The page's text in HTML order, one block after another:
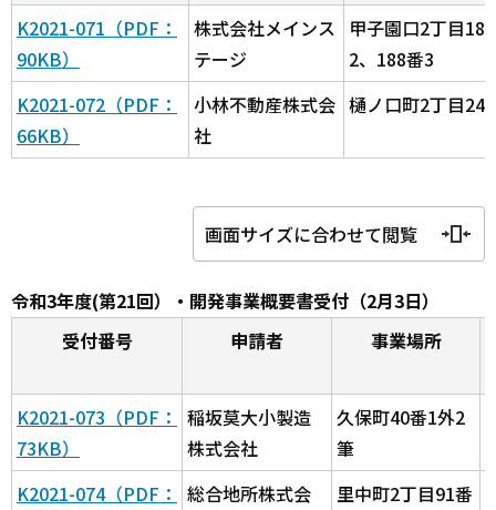
K2021-071（PDF：
90KB）
株式会社メインス
テージ
甲子園口2丁目
2、188番3
K2021-072（PDF：
66KB）
小林不動産株式会
社
樋ノ口町2丁目
画面サイズに合わせて閲覧
令和3年度(第21回）・開発事業概要書受付（2月3日）
受付番号
申請者 事業場所
K2021-073（PDF：
73KB）
稲坂莫大小製造
株式会社
久保町40番1外2
筆
K2021-074（PDF：
総合地所株式会
里中町2丁目91番